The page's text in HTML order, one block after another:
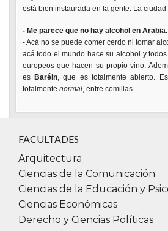
está bien instaurada en la gente. La
- Me parece que no hay alcohol en
- Acá no se puede comer cerdo ni tomar
acá todo el mundo hace su alcohol y
europeos que hacen su propio vino.
es Baréin, que es totalmente abierto.
totalmente normal, entre comillas.
FACULTADES
Arquitectura
Ciencias de la Comunicación
Ciencias de la Educación y
Ciencias Económicas
Derecho y Ciencias Políticas